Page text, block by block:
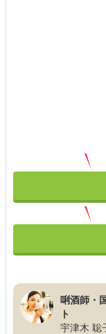
唎酒師・
ト
宇津木 聡